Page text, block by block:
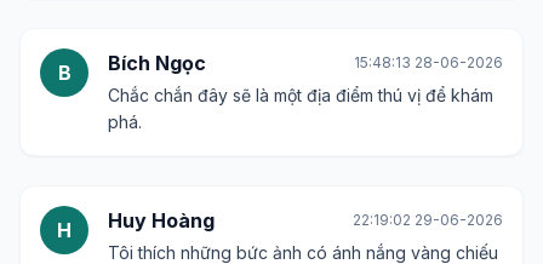
B Bích Ngọc 15:48:13 28-06-2026
Chắc chắn đây sẽ là một địa điểm thú vị để khám
phá.
H Huy Hoàng 22:19:02 29-06-2026
Tôi thích những bức ảnh có ánh nắng vàng chiếu